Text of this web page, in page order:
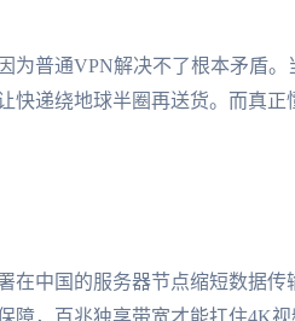
为普通VPN解决不了根本矛盾。
快递绕地球半圈再送货。而真正
在中国的服务器节点缩短数据传
障，百兆独享带宽才能扛住4K